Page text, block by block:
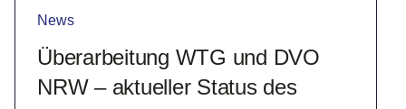
News
Überarbeitung WTG und DVO
NRW – aktueller Status des